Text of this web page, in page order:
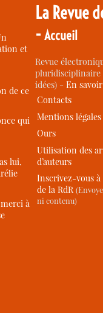
et
de ce
qui
lui,
à
La Revue
-Accueil
Revue
idées) -En
Contacts
Mentions légales
Ours
Utilisation des
d’auteurs
Inscrivez-vous
de la RdR
ni contenu)